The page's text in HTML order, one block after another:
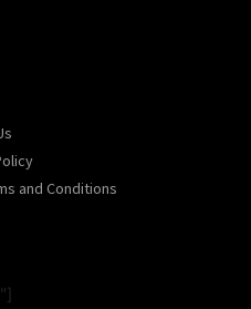
and Conditions